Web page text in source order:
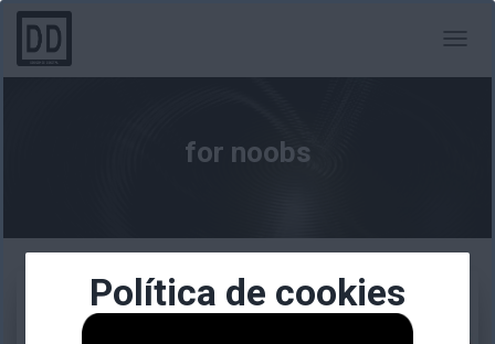
MODO
for noobs
Política de cookies